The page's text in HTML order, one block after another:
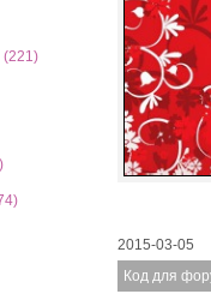
(221)
2015-03-05
Код для